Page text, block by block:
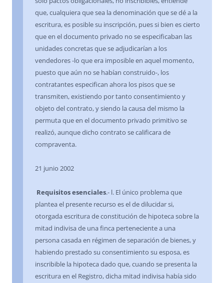
que, cualquiera que sea la denominación que se dé a la
escritura, es posible su inscripción, pues si bien es cierto
que en el documento privado no se especificaban las
unidades concretas que se adjudicarían a los
vendedores -lo que era imposible en aquel momento,
puesto que aún no se habían construido-, los
contratantes especifican ahora los pisos que se
transmiten, existiendo por tanto consentimiento y
objeto del contrato, y siendo la causa del mismo la
permuta que en el documento privado primitivo se
realizó, aunque dicho contrato se calificara de
compraventa.
21 junio 2002
Requisitos esenciales.- l. El único problema que
plantea el presente recurso es el de dilucidar si,
otorgada escritura de constitución de hipoteca sobre la
mitad indivisa de una finca perteneciente a una
persona casada en régimen de separación de bienes, y
habiendo prestado su consentimiento su esposa, es
inscribible la hipoteca dado que, cuando se presenta la
escritura en el Registro, dicha mitad indivisa había sido